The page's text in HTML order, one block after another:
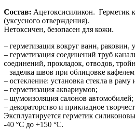
Состав: Ацетоксисиликон. Герметик
(уксусного отверждения).
Нетоксичен, безопасен для кожи.
– герметизация вокруг ванн, раковин,
– герметизация соединений труб
соединений, прокладок, отводов,
– заделка швов при облицовке
– остекление: установка стекла в раму
– герметизация аквариумов;
– шумоизоляция салонов автомобилей;
– декораторство и прикладное
Эксплуатируется герметик
-40 °С до +150 °С.